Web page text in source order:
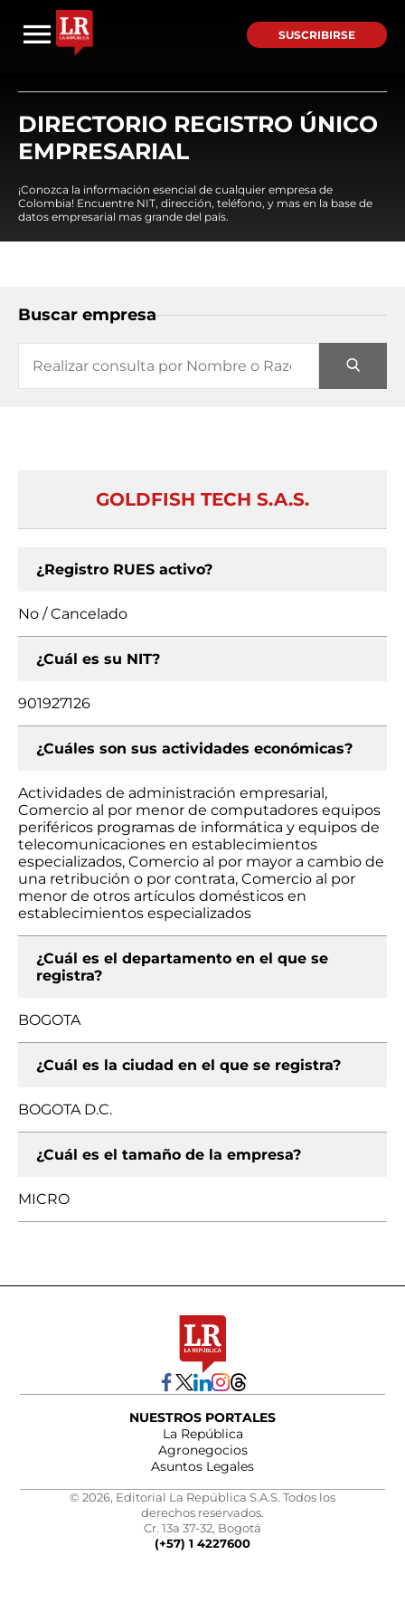
SUSCRIBIRSE
DIRECTORIO REGISTRO ÚNICO
EMPRESARIAL
¡Conozca la información esencial de cualquier empresa de
Colombia! Encuentre NIT, dirección, teléfono, y mas en la base de
datos empresarial mas grande del país.
Buscar empresa
GOLDFISH TECH S.A.S.
¿Registro RUES activo?
No / Cancelado
¿Cuál es su NIT?
901927126
¿Cuáles son sus actividades económicas?
Actividades de administración empresarial,
Comercio al por menor de computadores equipos
periféricos programas de informática y equipos de
telecomunicaciones en establecimientos
especializados, Comercio al por mayor a cambio de
una retribución o por contrata, Comercio al por
menor de otros artículos domésticos en
establecimientos especializados
¿Cuál es el departamento en el que se
registra?
BOGOTA
¿Cuál es la ciudad en el que se registra?
BOGOTA D.C.
¿Cuál es el tamaño de la empresa?
MICRO
NUESTROS PORTALES
La República
Agronegocios
Asuntos Legales
© 2026, Editorial La República S.A.S. Todos los
derechos reservados.
Cr. 13a 37-32, Bogotá
(+57) 1 4227600